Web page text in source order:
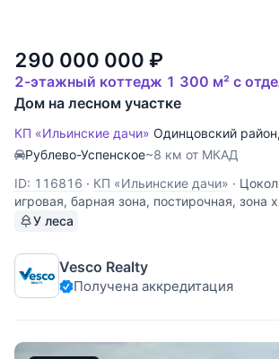
290 000 000 ₽
2-этажный коттедж 1 300 м² с
Дом на лесном участке
КП «Ильинские дачи» Одинцовский район,
Рублево-Успенское~8 км от МКАД
ID: 116816 · КП «Ильинские дачи» ·
игровая, барная зона, постирочная, зона
Технические помещения; 1 этаж:
СПА: с/у, просторный хамам, сауна,
3х метров,
У леса
Vesco Realty
Получена аккредитация